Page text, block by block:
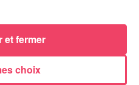
REDSTONE du 19 Janvier
choix
et fermer